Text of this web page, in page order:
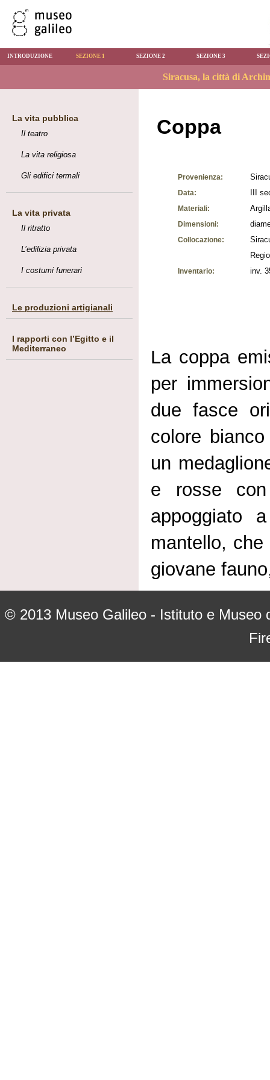
INTRODUZIONE SEZIONE 1 SEZIONE 2 SEZIONE 3
La vita pubblica
Il teatro
La vita religiosa
Gli edifici termali
La vita privata
Il ritratto
L’edilizia privata
I costumi funerari
Le produzioni artigianali
I rapporti con l’Egitto e il
Mediterraneo
Coppa
Provenienza:
Data: III
Materiali:
Dimensioni:
Collocazione:
Inventario: inv.
La coppa
per
due fasce
colore
un
e rosse
appoggiato
mantello,
giovane
© 2013 Museo Galileo - Istituto e Museo